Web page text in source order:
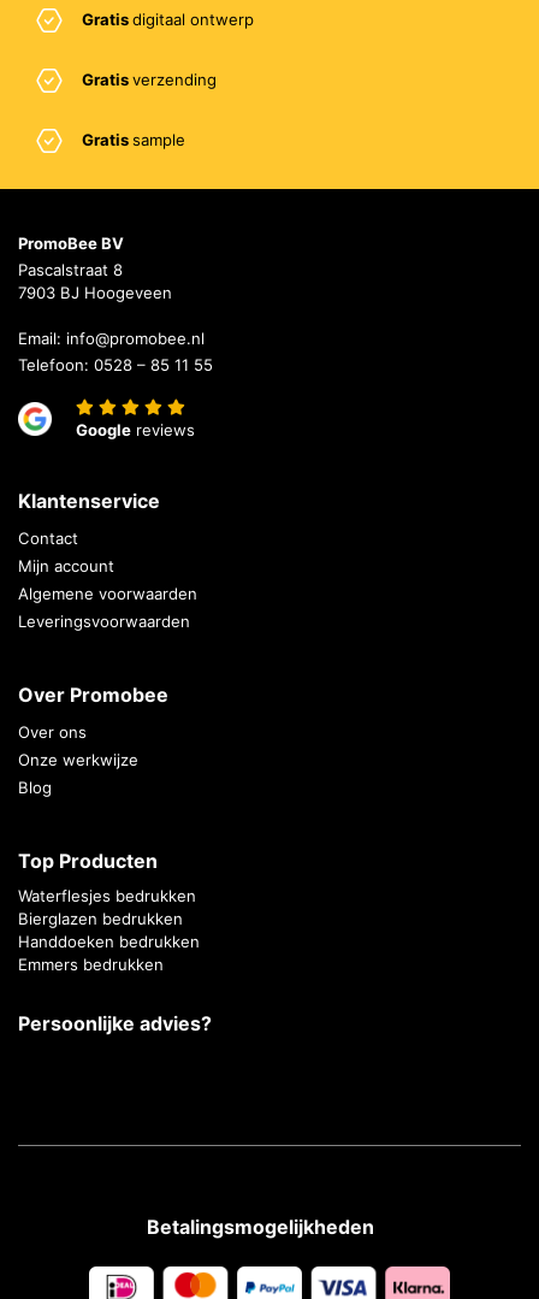
Gratisdigitaal ontwerp
Gratisverzending
Gratissample
PromoBee BV
Pascalstraat 8
7903 BJ Hoogeveen
Email: info@promobee.nl
Telefoon: 0528 – 85 11 55
Google reviews
Klantenservice
Contact
Mijn account
Algemene voorwaarden
Leveringsvoorwaarden
Over Promobee
Over ons
Onze werkwijze
Blog
Top Producten
Waterflesjes bedrukken
Bierglazen bedrukken
Handdoeken bedrukken
Emmers bedrukken
Persoonlijke advies?
Betalingsmogelijkheden